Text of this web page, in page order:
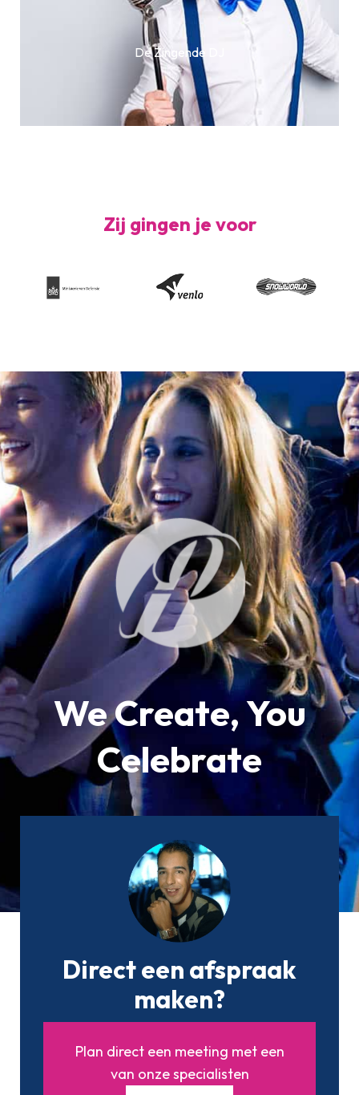
De Zingende DJ
Zij gingen je voor
We Create, You
Celebrate
Direct een afspraak
maken?
Plan direct een meeting met een
van onze specialisten